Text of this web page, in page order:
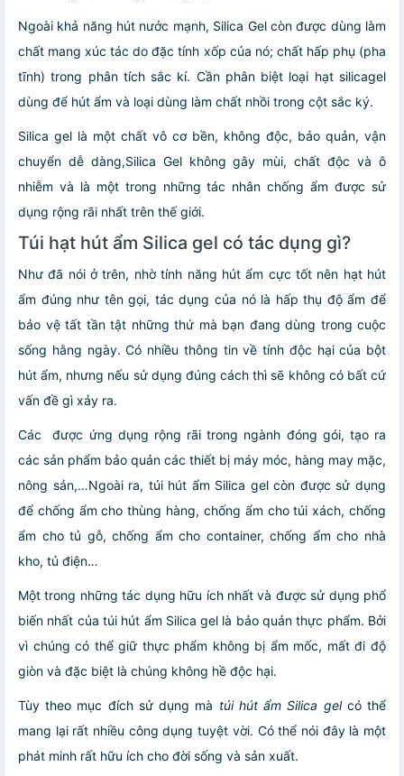
Ngoài khả năng hút nước mạnh, Silica Gel còn được dùng làm
chất mang xúc tác do đặc tính xốp của nó; chất hấp phụ (pha
tĩnh) trong phân tích sắc kí. Cần phân biệt loại hạt silicagel
dùng để hút ẩm và loại dùng làm chất nhồi trong cột sắc ký.
Silica gel là một chất vô cơ bền, không độc, bảo quản, vận
chuyển dễ dàng,Silica Gel không gây mùi, chất độc và ô
nhiễm và là một trong những tác nhân chống ẩm được sử
dụng rộng rãi nhất trên thế giới.
Túi hạt hút ẩm Silica gel có tác dụng gì?
Như đã nói ở trên, nhờ tính năng hút ẩm cực tốt nên hạt hút
ẩm đúng như tên gọi, tác dụng của nó là hấp thụ độ ẩm để
bảo vệ tất tần tật những thứ mà bạn đang dùng trong cuộc
sống hằng ngày. Có nhiều thông tin về tính độc hại của bột
hút ẩm, nhưng nếu sử dụng đúng cách thì sẽ không có bất cứ
vấn đề gì xảy ra.
Các được ứng dụng rộng rãi trong ngành đóng gói, tạo ra
các sản phẩm bảo quản các thiết bị máy móc, hàng may mặc,
nông sản,…Ngoài ra, túi hút ẩm Silica gel còn được sử dụng
để chống ẩm cho thùng hàng, chống ẩm cho túi xách, chống
ẩm cho tủ gỗ, chống ẩm cho container, chống ẩm cho nhà
kho, tủ điện…
Một trong những tác dụng hữu ích nhất và được sử dụng phổ
biến nhất của túi hút ẩm Silica gel là bảo quản thực phẩm. Bởi
vì chúng có thể giữ thực phẩm không bị ẩm mốc, mất đi độ
giòn và đặc biệt là chúng không hề độc hại.
Tùy theo mục đích sử dụng mà túi hút ẩm Silica gel có thể
mang lại rất nhiều công dụng tuyệt vời. Có thể nói đây là một
phát minh rất hữu ích cho đời sống và sản xuất.